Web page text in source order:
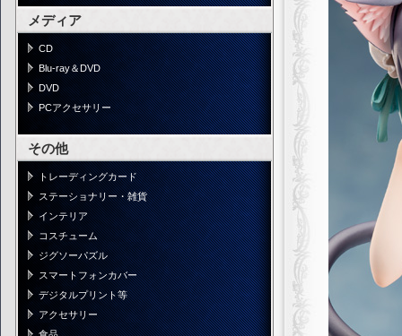
メディア
CD
Blu-ray＆DVD
DVD
PCアクセサリー
その他
トレーディングカード
ステーショナリー・雑貨
インテリア
コスチューム
ジグソーパズル
スマートフォンカバー
デジタルプリント等
アクセサリー